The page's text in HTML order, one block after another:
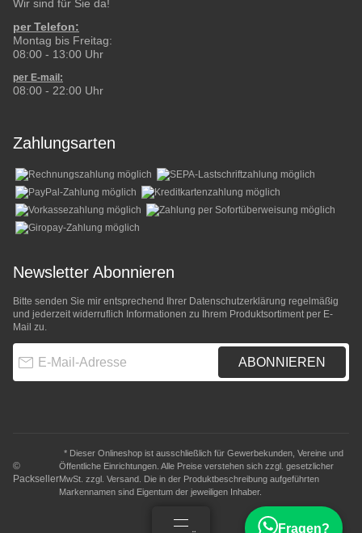
Wir sind für Sie da!
per Telefon:
Montag bis Freitag:
08:00 - 13:00 Uhr
per E-mail:
08:00 - 22:00 Uhr
Zahlungsarten
Newsletter Abonnieren
Bitte senden Sie mir entsprechend Ihrer Datenschutzerklärung regelmäßig
und jederzeit widerruflich Informationen zu Ihrem Produktsortiment per E-
Mail zu.
ABONNIEREN
©
Packseller
* Dieser Onlineshop ist ausschließlich für Gewerbekunden, Vereine und
Öffentliche Einrichtungen. Alle Preise verstehen sich zzgl. gesetzlicher
MwSt. zzgl. Versand . Die in der Produktbeschreibung aufgeführten
Markennamen sind Eigentum der jeweiligen Inhaber.
Fragen?